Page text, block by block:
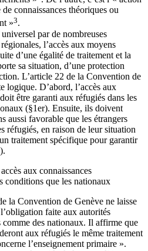
connaissances théoriques ou
»3.
par de nombreuses
l’accès aux moyens
d’une égalité de traitement et la
sa situation, d’une protection
L’article 22 de la Convention de
logique. D’abord, l’accès aux
être garanti aux réfugiés dans les
(§1er). Ensuite, ils doivent
aussi favorable que les étrangers
réfugiés, en raison de leur situation
traitement spécifique pour garantir
aux connaissances
conditions que les nationaux
la Convention de Genève ne laisse
faite aux autorités
comme des nationaux. Il affirme que
aux réfugiés le même traitement
l’enseignement primaire ».